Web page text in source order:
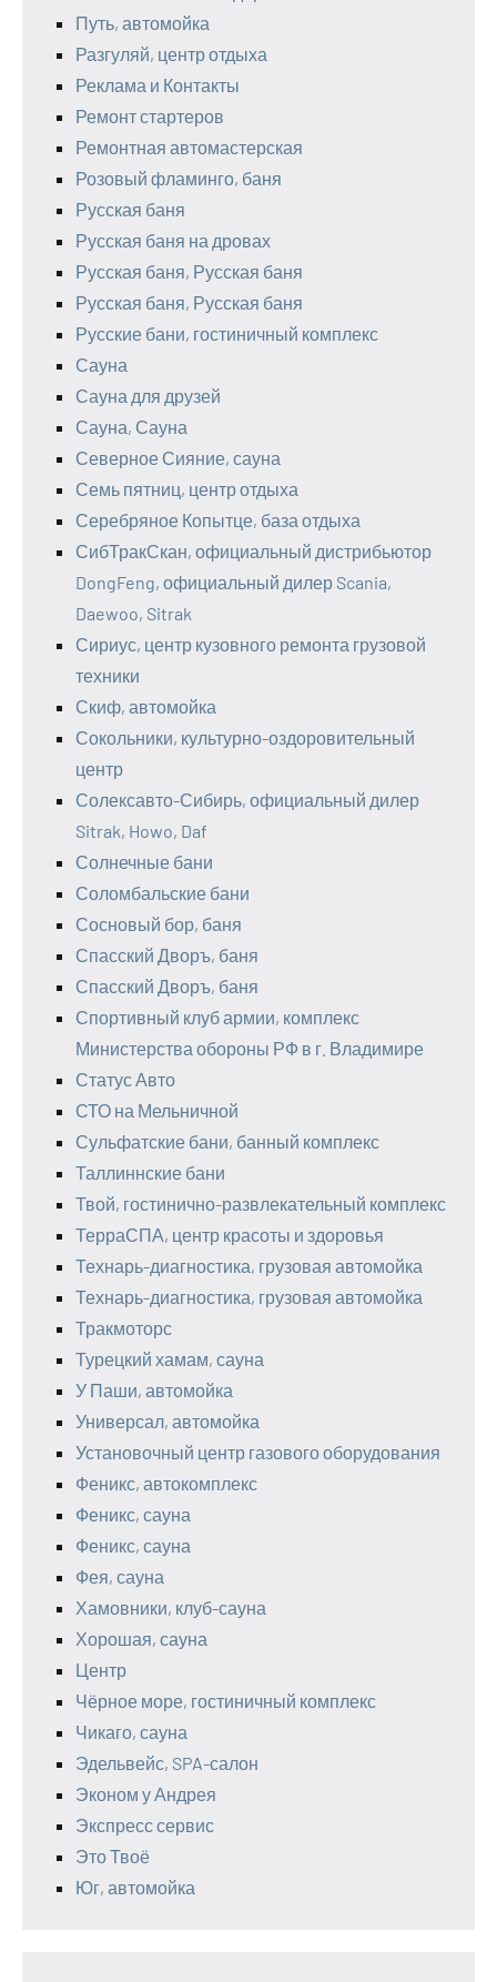
Путь, автомойка
Разгуляй, центр отдыха
Реклама и Контакты
Ремонт стартеров
Ремонтная автомастерская
Розовый фламинго, баня
Русская баня
Русская баня на дровах
Русская баня, Русская баня
Русская баня, Русская баня
Русские бани, гостиничный комплекс
Сауна
Сауна для друзей
Сауна, Сауна
Северное Сияние, сауна
Семь пятниц, центр отдыха
Серебряное Копытце, база отдыха
СибТракСкан, официальный дистрибьютор
DongFeng, официальный дилер Scania,
Daewoo, Sitrak
Сириус, центр кузовного ремонта грузовой
техники
Скиф, автомойка
Сокольники, культурно-оздоровительный
центр
Солексавто-Сибирь, официальный дилер
Sitrak, Howo, Daf
Солнечные бани
Соломбальские бани
Сосновый бор, баня
Спасский Дворъ, баня
Спасский Дворъ, баня
Спортивный клуб армии, комплекс
Министерства обороны РФ в г. Владимире
Статус Авто
СТО на Мельничной
Сульфатские бани, банный комплекс
Таллиннские бани
Твой, гостинично-развлекательный комплекс
ТерраСПА, центр красоты и здоровья
Технарь-диагностика, грузовая автомойка
Технарь-диагностика, грузовая автомойка
Тракмоторс
Турецкий хамам, сауна
У Паши, автомойка
Универсал, автомойка
Установочный центр газового оборудования
Феникс, автокомплекс
Феникс, сауна
Феникс, сауна
Фея, сауна
Хамовники, клуб-сауна
Хорошая, сауна
Центр
Чёрное море, гостиничный комплекс
Чикаго, сауна
Эдельвейс, SPA-салон
Эконом у Андрея
Экспресс сервис
Это Твоё
Юг, автомойка